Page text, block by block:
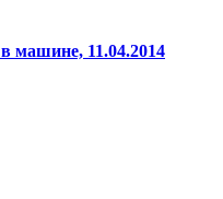
машине, 11.04.2014